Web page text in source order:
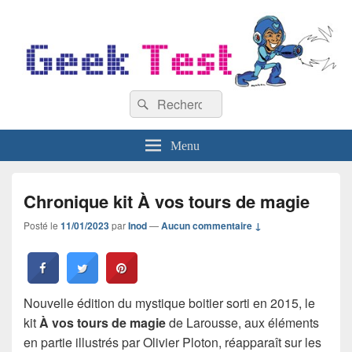
Recherche :
Rechercher
Menu
Chronique kit À vos tours de magie
Posté le 11/01/2023parInod—Aucun commentaire ↓
Nouvelle édition du mystique boitier sorti en 2015, le
kitÀ vos tours de magiede Larousse, aux éléments
en partie illustrés par Olivier Ploton, réapparaît sur les